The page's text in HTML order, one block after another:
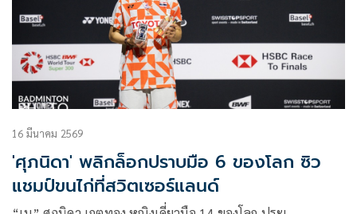
16 มีนาคม 2569
'ศุภนิดา' พลิกล็อกปราบมือ 6 ของโลก ซิว
แชมป์ขนไก่ที่สวิตเซอร์แลนด์